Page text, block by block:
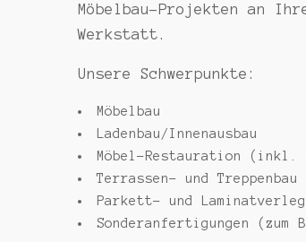
Möbelbau-Projekten an
Werkstatt.
Unsere Schwerpunkte:
Möbelbau
Ladenbau/Innenausbau
Möbel-Restauration
Terrassen- und Treppenbau
Parkett- und
Sonderanfertigungen